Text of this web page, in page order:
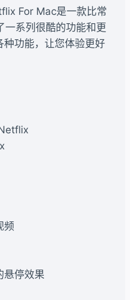
For Mac是一款比常
一系列很酷的功能和更
种功能，让您体验更好
频
悬停效果